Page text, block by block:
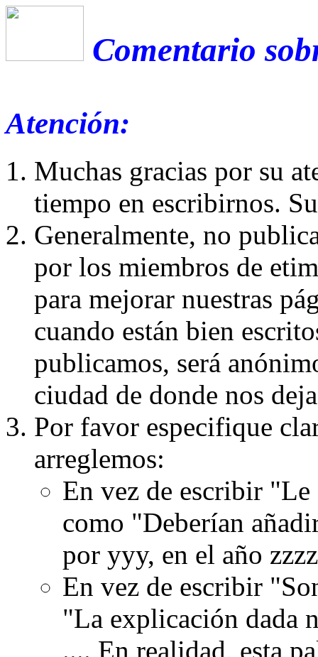
Comentario
Atención:
Muchas gracias por su
tiempo en escribirnos.
Generalmente, no
por los miembros de
para mejorar nuestras
cuando están bien
publicamos, será
ciudad de donde nos
Por favor especifique
arreglemos:
En vez de escribir
como "Deberían
por yyy, en el año
En vez de escribir
"La explicación dada
.... En realidad, esta